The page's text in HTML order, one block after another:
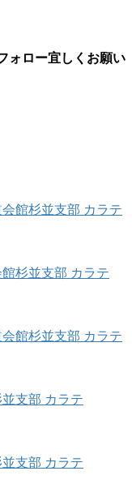
ォロー宜しくお願い
館杉並支部 カラテ
杉並支部 カラテ
館杉並支部 カラテ
支部 カラテ
支部 カラテ